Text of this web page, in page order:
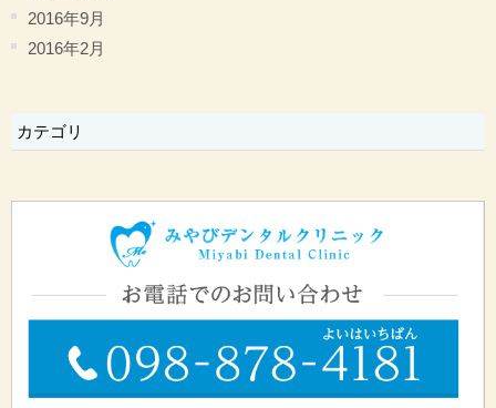
2016年9月
2016年2月
カテゴリ